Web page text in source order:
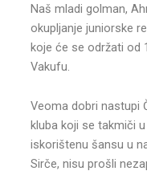
Naš mladi golman,
okupljanje juniorske
koje će se održati od
Vakufu.
Veoma dobri nastupi
kluba koji se takmiči
iskorištenu šansu u
Sirče, nisu prošli